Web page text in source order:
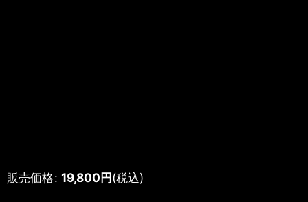
販売価格: 19,800円(税込)